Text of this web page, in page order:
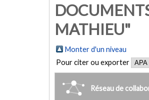
MATHIEU"
Monter d'un niveau
Pour citer ou exporter
Réseau de